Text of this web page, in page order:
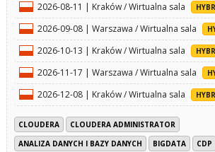
2026-08-11 | Kraków / Wirtualna sala
2026-09-08 | Warszawa / Wirtualna sala
2026-10-13 | Kraków / Wirtualna sala
2026-11-17 | Warszawa / Wirtualna sala
2026-12-08 | Kraków / Wirtualna sala
CLOUDERA
CLOUDERA ADMINISTRATOR
ANALIZA DANYCH I BAZY DANYCH
BIGDATA CDP